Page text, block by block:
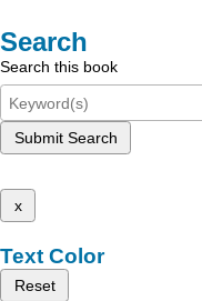
Search
Search this book
Submit Search
x
Text Color
Reset